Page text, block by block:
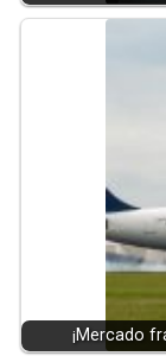
¡Mercado